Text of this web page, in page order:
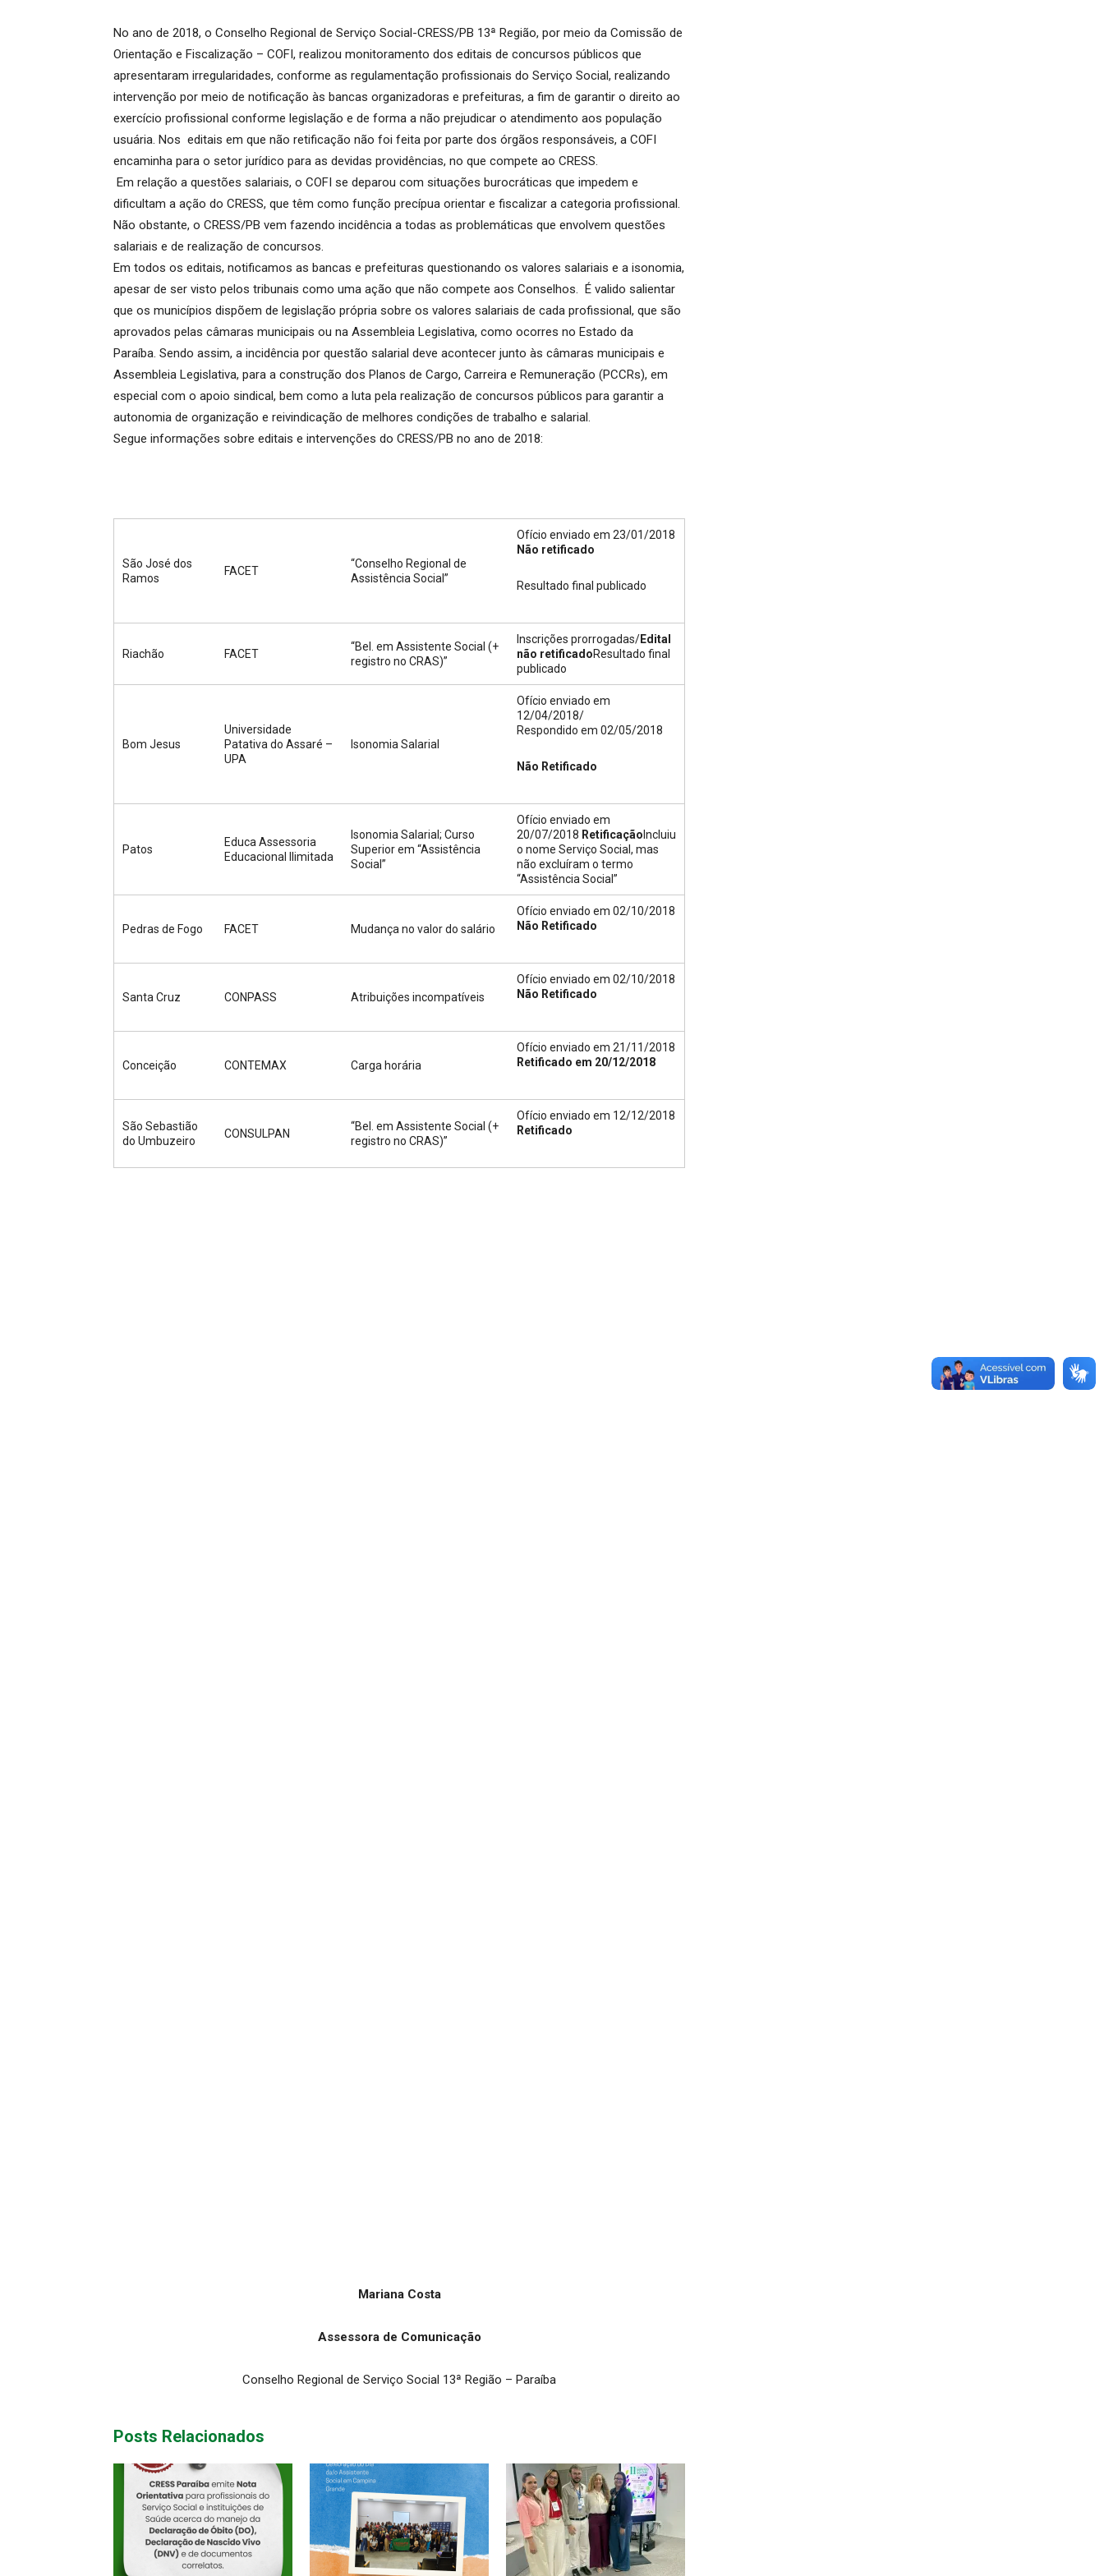
No ano de 2018, o Conselho Regional de Serviço Social-CRESS/PB 13ª Região, por meio da Comissão de
Orientação e Fiscalização – COFI, realizou monitoramento dos editais de concursos públicos que
apresentaram irregularidades, conforme as regulamentação profissionais do Serviço Social, realizando
intervenção por meio de notificação às bancas organizadoras e prefeituras, a fim de garantir o direito ao
exercício profissional conforme legislação e de forma a não prejudicar o atendimento aos população
usuária. Nos editais em que não retificação não foi feita por parte dos órgãos responsáveis, a COFI
encaminha para o setor jurídico para as devidas providências, no que compete ao CRESS.
Em relação a questões salariais, o COFI se deparou com situações burocráticas que impedem e
dificultam a ação do CRESS, que têm como função precípua orientar e fiscalizar a categoria profissional.
Não obstante, o CRESS/PB vem fazendo incidência a todas as problemáticas que envolvem questões
salariais e de realização de concursos.
Em todos os editais, notificamos as bancas e prefeituras questionando os valores salariais e a isonomia,
apesar de ser visto pelos tribunais como uma ação que não compete aos Conselhos. É valido salientar
que os municípios dispõem de legislação própria sobre os valores salariais de cada profissional, que são
aprovados pelas câmaras municipais ou na Assembleia Legislativa, como ocorres no Estado da
Paraíba. Sendo assim, a incidência por questão salarial deve acontecer junto às câmaras municipais e
Assembleia Legislativa, para a construção dos Planos de Cargo, Carreira e Remuneração (PCCRs), em
especial com o apoio sindical, bem como a luta pela realização de concursos públicos para garantir a
autonomia de organização e reivindicação de melhores condições de trabalho e salarial.
Segue informações sobre editais e intervenções do CRESS/PB no ano de 2018:
São José dos
Ramos
FACET
“Conselho Regional de
Assistência Social”
Ofício enviado em 23/01/2018
Não retificado
Resultado final publicado
Riachão FACET
“Bel. em Assistente Social (+
registro no CRAS)”
Inscrições prorrogadas/Edital
não retificadoResultado final
publicado
Bom Jesus
Universidade
Patativa do Assaré –
UPA
Isonomia Salarial
Ofício enviado em
12/04/2018/
Respondido em 02/05/2018
Não Retificado
Patos
Educa Assessoria
Educacional Ilimitada
Isonomia Salarial; Curso
Superior em “Assistência
Social”
Ofício enviado em
20/07/2018 Retificação Incluiu
o nome Serviço Social, mas
não excluíram o termo
“Assistência Social”
Pedras de Fogo FACET Mudança no valor do salário
Ofício enviado em 02/10/2018
Não Retificado
Santa Cruz CONPASS Atribuições incompatíveis
Ofício enviado em 02/10/2018
Não Retificado
Conceição CONTEMAX Carga horária
Ofício enviado em 21/11/2018
Retificado em 20/12/2018
São Sebastião
do Umbuzeiro
CONSULPAN
“Bel. em Assistente Social (+
registro no CRAS)”
Ofício enviado em 12/12/2018
Retificado
Mariana Costa
Assessora de Comunicação
Conselho Regional de Serviço Social 13ª Região – Paraíba
Posts Relacionados